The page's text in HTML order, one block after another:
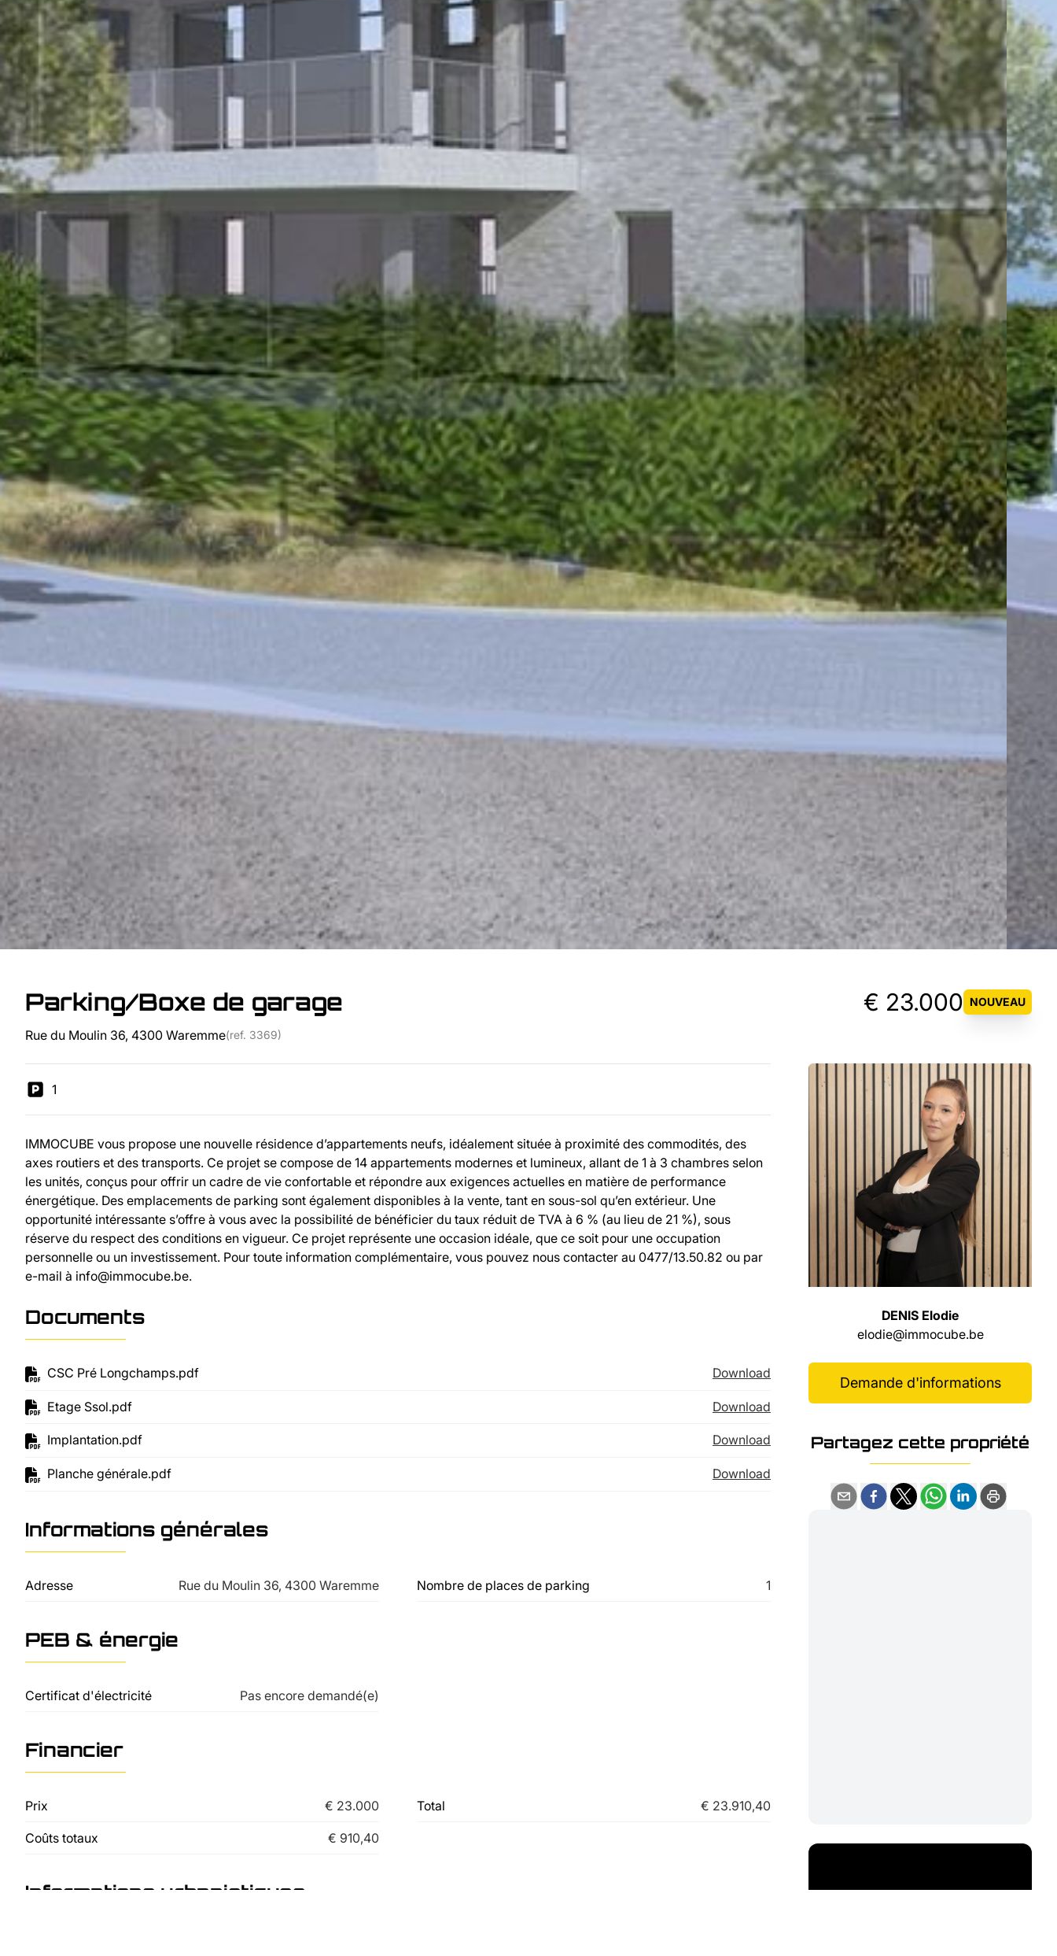
Parking/Boxe de garage € 23.000 NOUVEAU
Rue du Moulin 36, 4300 Waremme(ref. 3369)
1
IMMOCUBE vous propose une nouvelle résidence d’appartements neufs, idéalement située à proximité des commodités, des
axes routiers et des transports. Ce projet se compose de 14 appartements modernes et lumineux, allant de 1 à 3 chambres selon
les unités, conçus pour offrir un cadre de vie confortable et répondre aux exigences actuelles en matière de performance
énergétique. Des emplacements de parking sont également disponibles à la vente, tant en sous-sol qu’en extérieur. Une
opportunité intéressante s’offre à vous avec la possibilité de bénéficier du taux réduit de TVA à 6 % (au lieu de 21 %), sous
réserve du respect des conditions en vigueur. Ce projet représente une occasion idéale, que ce soit pour une occupation
personnelle ou un investissement. Pour toute information complémentaire, vous pouvez nous contacter au 0477/13.50.82 ou par
e-mail à info@immocube.be.
Documents
CSC Pré Longchamps.pdf Download
Etage Ssol.pdf Download
Implantation.pdf Download
Planche générale.pdf Download
Informations générales
Adresse Rue du Moulin 36, 4300 Waremme Nombre de places de parking 1
PEB & énergie
Certificat d'électricité Pas encore demandé(e)
Financier
Prix € 23.000 Total € 23.910,40
Coûts totaux € 910,40
Informations urbanistiques
DENIS Elodie
elodie@immocube.be
Demande d'informations
Partagez cette propriété